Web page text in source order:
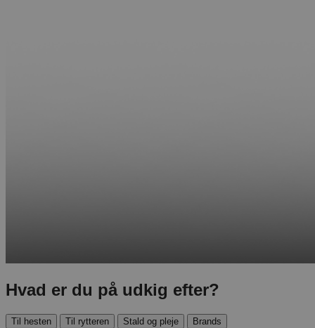
Hvad er du på udkig efter?
Til hesten Til rytteren Stald og pleje Brands